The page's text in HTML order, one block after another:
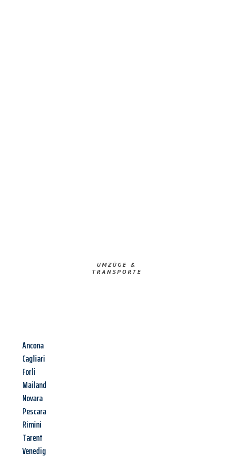
UMZÜGE &
TRANSPORTE
Ancona
Cagliari
Forli
Mailand
Novara
Pescara
Rimini
Tarent
Venedig